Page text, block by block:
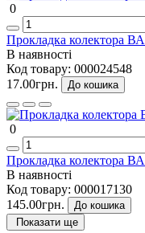
0
Прокладка колектора
В наявності
Код товару: 000024548
17.00грн.
До кошика
0
Прокладка колектора
В наявності
Код товару: 000017130
145.00грн.
До кошика
Показати ще